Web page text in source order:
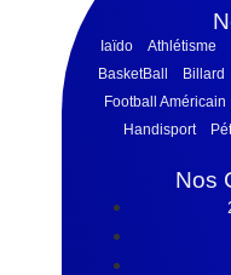
Iaïdo Athlétisme
BasketBall
Billard
Football Américain
Handisport
Nos